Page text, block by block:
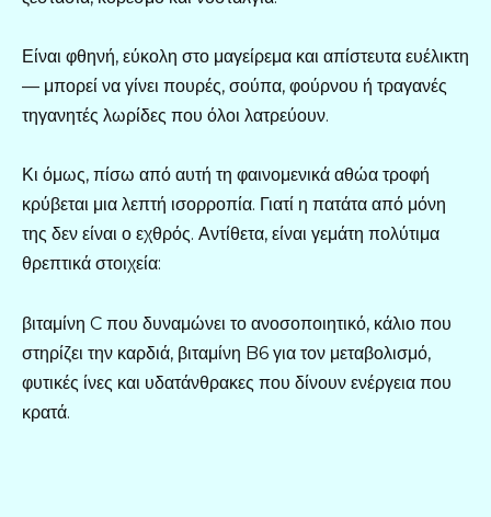
Είναι φθηνή, εύκολη στο μαγείρεμα και απίστευτα ευέλικτη
— μπορεί να γίνει πουρές, σούπα, φούρνου ή τραγανές
τηγανητές λωρίδες που όλοι λατρεύουν.
Κι όμως, πίσω από αυτή τη φαινομενικά αθώα τροφή
κρύβεται μια λεπτή ισορροπία. Γιατί η πατάτα από μόνη
της δεν είναι ο εχθρός. Αντίθετα, είναι γεμάτη πολύτιμα
θρεπτικά στοιχεία:
βιταμίνη C που δυναμώνει το ανοσοποιητικό, κάλιο που
στηρίζει την καρδιά, βιταμίνη B6 για τον μεταβολισμό,
φυτικές ίνες και υδατάνθρακες που δίνουν ενέργεια που
κρατά.